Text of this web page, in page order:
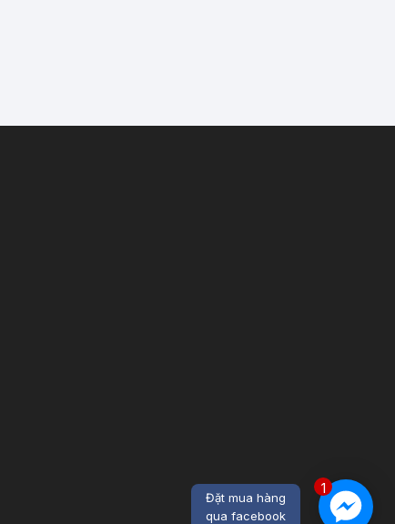
1
Đặt mua hàng
qua facebook